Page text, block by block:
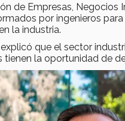
de Empresas, Negocios
por ingenieros
la industria.
, explicó que el sector
la oportunidad de